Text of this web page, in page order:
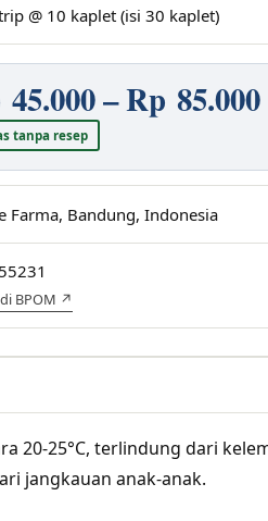
@ 10 kaplet (isi 30 kaplet)
– Rp 85.000
tanpa resep
Farma, Bandung, Indonesia
BPOM ↗
20-25°C, terlindung dari
jangkauan anak-anak.